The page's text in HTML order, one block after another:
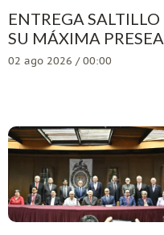
ENTREGA SALTILLO
SU MÁXIMA PRESEA
02 ago 2026 / 00:00